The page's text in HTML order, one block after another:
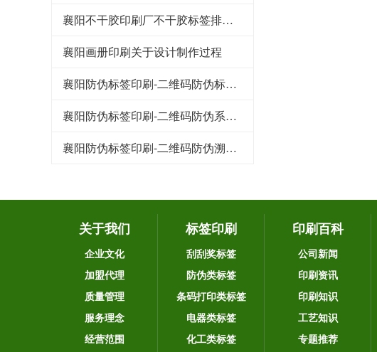
襄阳不干胶印刷厂不干胶标签排废问题解决
襄阳画册印刷关于设计制作过程
襄阳防伪标签印刷-二维码防伪标签的特点都有哪些
襄阳防伪标签印刷-二维码防伪系统的技术原理
襄阳防伪标签印刷-二维码防伪溯源系统在家禽行业中的应用
关于我们
企业文化
加盟代理
质量管理
服务理念
经营范围
标签印刷
刮刮奖标签
防伪类标签
条码打印类标签
电器类标签
化工类标签
印刷百科
公司新闻
印刷资讯
印刷知识
工艺知识
专题推荐